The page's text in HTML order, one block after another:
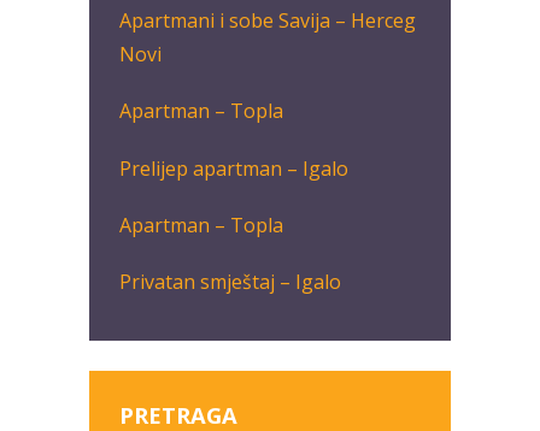
Apartmani i sobe Savija – Herceg
Novi
Apartman – Topla
Prelijep apartman – Igalo
Apartman – Topla
Privatan smještaj – Igalo
PRETRAGA